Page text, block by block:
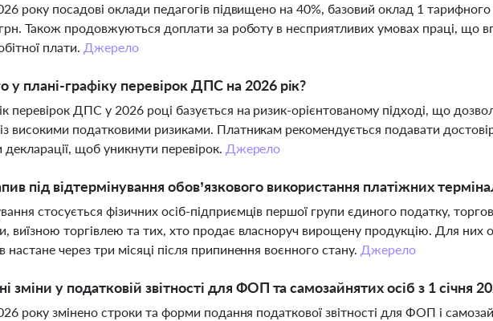
року посадові оклади педагогів підвищено на 40%, базовий оклад 1
грн. Також продовжуються доплати за роботу в несприятливих умовах праці, що
плати. Джерело
у плані-графіку перевірок ДПС на 2026 рік?
перевірок ДПС у 2026 році базується на ризик-орієнтованому підході, що
високими податковими ризиками. Платникам рекомендується подавати
декларації, щоб уникнути перевірок. Джерело
під відтермінування обов’язкового використання платіжних
стосується фізичних осіб-підприємців першої групи єдиного податку,
виїзною торгівлею та тих, хто продає власноруч вирощену продукцію. Для них
настане через три місяці після припинення воєнного стану. Джерело
зміни у податковій звітності для ФОП та самозайнятих осіб з 1 січня
року змінено строки та форми подання податкової звітності для ФОП і